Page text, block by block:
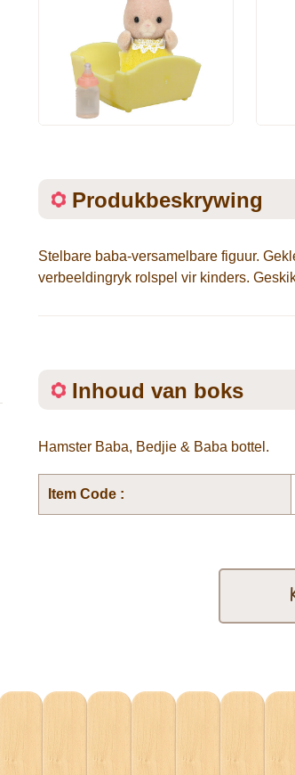
Produkbeskrywing
Stelbare baba-versamelbare figuur.
verbeeldingryk rolspel vir kinders.
Inhoud van boks
Hamster Baba, Bedjie & Baba bottel.
Item Code :